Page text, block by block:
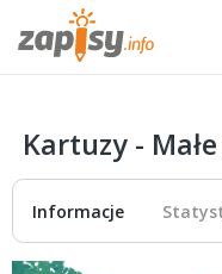
Kartuzy -
Informacje